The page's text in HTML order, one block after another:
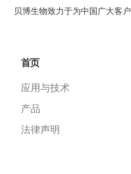
贝博生物致力于为中国广大客
首页
应用与技术
产品
法律声明